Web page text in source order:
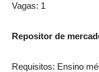
Vagas: 1
Repositor de
Requisitos: Ensino